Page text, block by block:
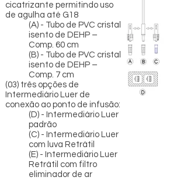
cicatrizante permitindo uso
de agulha até G18
(A) - Tubo de PVC cristal
isento de DEHP –
Comp. 60 cm
(B) - Tubo de PVC cristal
isento de DEHP –
Comp. 7 cm
(03) três opções de
Intermediário Luer de
conexão ao ponto de infusão:
(D) - Intermediário Luer
padrão
(C) - Intermediário Luer
com luva Retrátil
(E) - Intermediário Luer
Retrátil com filtro
eliminador de ar